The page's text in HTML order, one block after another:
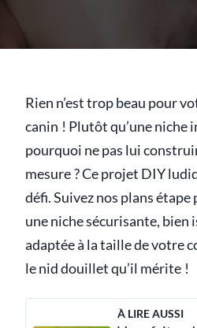
Rien n’est trop beau pour
canin ! Plutôt qu’une niche
pourquoi ne pas lui
mesure ? Ce projet DIY
défi. Suivez nos plans
une niche sécurisante,
adaptée à la taille de votre
le nid douillet qu’il mérite !
À LIRE AUSSI